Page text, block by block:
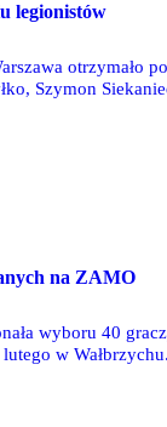
legionistów
otrzymało
Szymon
na ZAMO
wyboru 40
w